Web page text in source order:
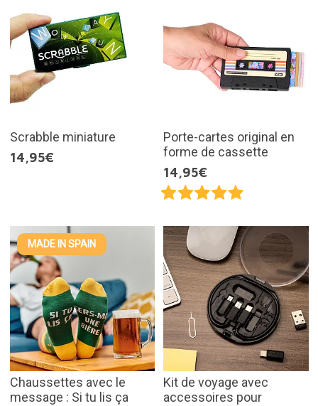
Scrabble miniature
14,95€
Porte-cartes original en
forme de cassette
14,95€
MADE IN SPAIN
Chaussettes avec le
message : Si tu lis ça
Kit de voyage avec
accessoires pour